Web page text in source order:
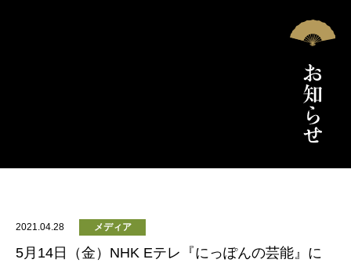
2021.04.28 メディア
5月14日（金）NHK Eテレ『にっぽんの芸能』に